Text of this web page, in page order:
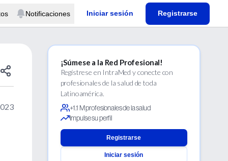
Notificaciones Iniciar sesión Registrarse
¡Súmese a la Red Profesional!
Regístrese en IntraMed y conecte con
profesionales de la salud de toda
Latinoamérica.
+1.1 M profesionales de la salud
Impulse su perfil
Registrarse
Iniciar sesión